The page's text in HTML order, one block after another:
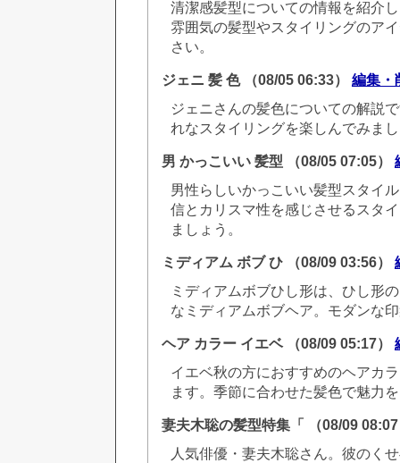
清潔感髪型についての情報を紹介
雰囲気の髪型やスタイリングのア
さい。
ジェニ 髪 色 （08/05 06:33） 編集・
ジェニさんの髪色についての解説
れなスタイリングを楽しんでみま
男 かっこいい 髪型 （08/05 07:05）
男性らしいかっこいい髪型スタイ
信とカリスマ性を感じさせるスタ
ましょう。
ミディアム ボブ ひ （08/09 03:56）
ミディアムボブひし形は、ひし形
なミディアムボブヘア。モダンな
ヘア カラー イエベ （08/09 05:17）
イエベ秋の方におすすめのヘアカ
ます。季節に合わせた髪色で魅力
妻夫木聡の髪型特集「
（08/09
人気俳優・妻夫木聡さん。彼のく